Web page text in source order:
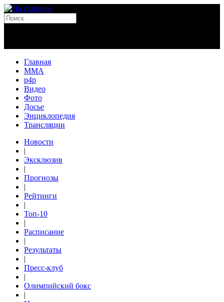
Главная
MMA
p4p
Видео
Фото
Досье
Энциклопедия
Трансляции
Новости
|
Эксклюзив
|
Прогнозы
|
Рейтинги
|
Топ-10
|
Расписание
|
Результаты
|
Пресс-клуб
|
Олимпийский бокс
|